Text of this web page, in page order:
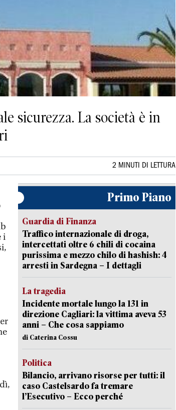
sicurezza. La società è in
2 MINUTI DI LETTURA
i
Primo Piano
Guardia di Finanza
Traffico internazionale di droga,
intercettati oltre 6 chili di cocaina
purissima e mezzo chilo di hashish: 4
arresti in Sardegna – I dettagli
La tragedia
Incidente mortale lungo la 131 in
direzione Cagliari: la vittima aveva 53
anni – Che cosa sappiamo
di Caterina Cossu
Politica
Bilancio, arrivano risorse per tutti: il
caso Castelsardo fa tremare
l’Esecutivo – Ecco perché